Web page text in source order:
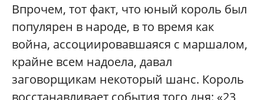
Впрочем, тот факт, что юный король был
популярен в народе, в то время как
война, ассоциировавшаяся с маршалом,
крайне всем надоела, давал
заговорщикам некоторый шанс. Король
восстанавливает события того дня: «23